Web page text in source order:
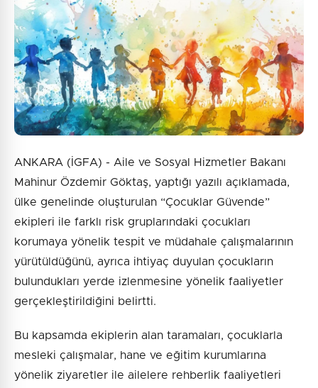
ANKARA (İGFA) - Aile ve Sosyal Hizmetler Bakanı
Mahinur Özdemir Göktaş, yaptığı yazılı açıklamada,
ülke genelinde oluşturulan “Çocuklar Güvende”
ekipleri ile farklı risk gruplarındaki çocukları
korumaya yönelik tespit ve müdahale çalışmalarının
yürütüldüğünü, ayrıca ihtiyaç duyulan çocukların
bulundukları yerde izlenmesine yönelik faaliyetler
gerçekleştirildiğini belirtti.
Bu kapsamda ekiplerin alan taramaları, çocuklarla
mesleki çalışmalar, hane ve eğitim kurumlarına
yönelik ziyaretler ile ailelere rehberlik faaliyetleri